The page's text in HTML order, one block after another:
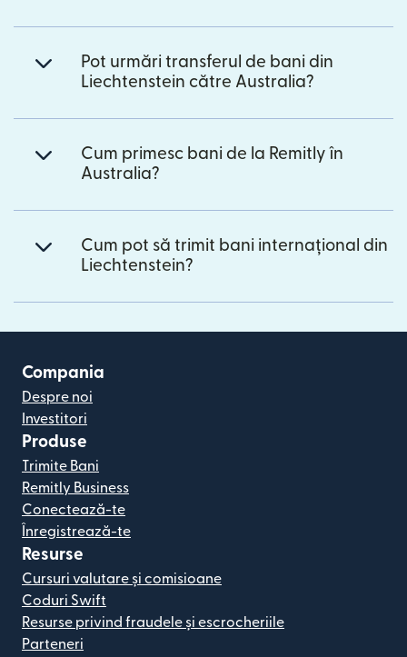
Pot urmări transferul de bani din
Liechtenstein către Australia?
Cum primesc bani de la Remitly în
Australia?
Cum pot să trimit bani internațional din
Liechtenstein?
Compania
Despre noi
Investitori
Produse
Trimite Bani
Remitly Business
Conectează-te
Înregistrează-te
Resurse
Cursuri valutare și comisioane
Coduri Swift
Resurse privind fraudele și escrocheriile
Parteneri